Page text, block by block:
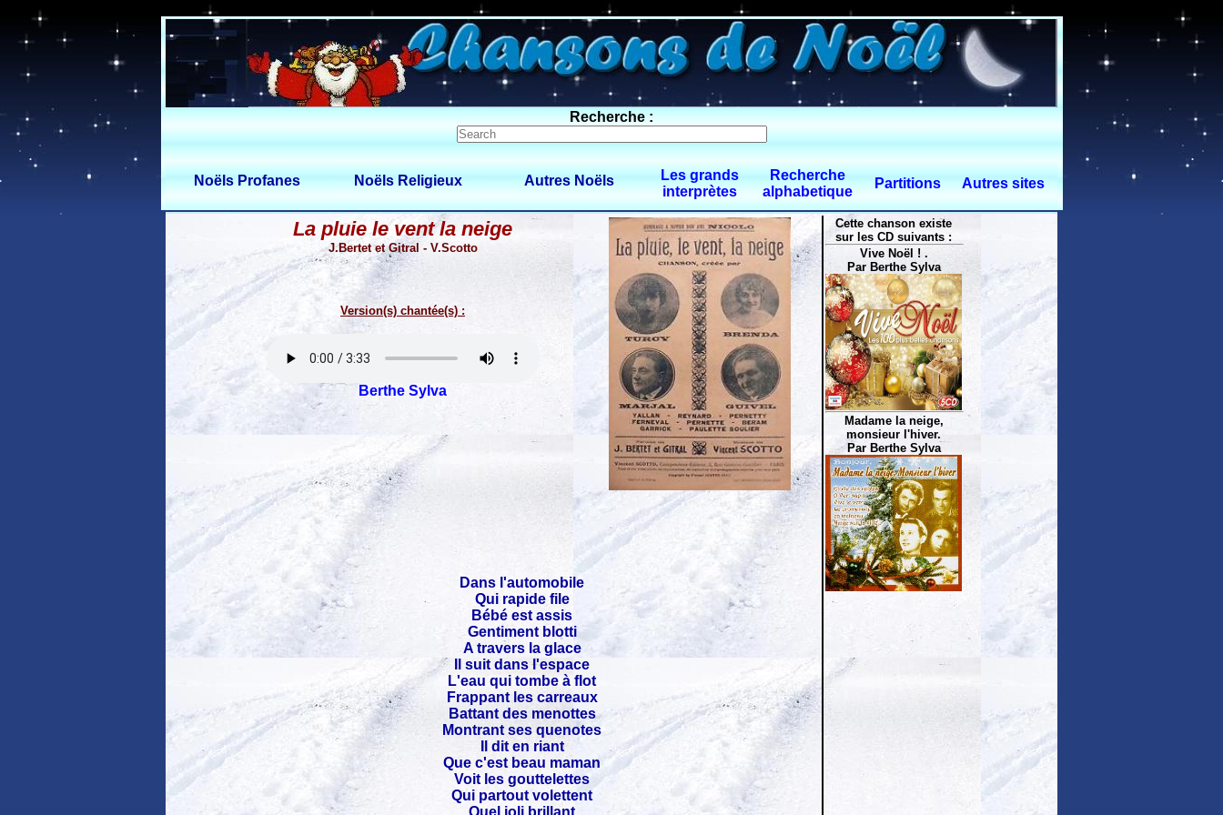
0 $limitbot 1 $limittot 2
Recherche :
Noëls Profanes Noëls Religieux Autres Noëls
Les grands
interprètes
Recherche
alphabetique
Partitions Autres sites
La pluie le vent la neige
J.Bertet et Gitral - V.Scotto
Version(s) chantée(s) :
Berthe Sylva
Dans l'automobile
Qui rapide file
Bébé est assis
Gentiment blotti
A travers la glace
Il suit dans l'espace
L'eau qui tombe à flot
Frappant les carreaux
Battant des menottes
Montrant ses quenotes
Il dit en riant
Que c'est beau maman
Voit les gouttelettes
Qui partout volettent
Quel joli brillant
Cette chanson existe
sur les CD suivants :
Vive Noël ! .
Par Berthe Sylva
Madame la neige,
monsieur l'hiver.
Par Berthe Sylva